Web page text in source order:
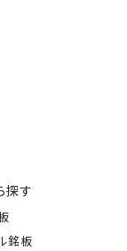
探す
銘板